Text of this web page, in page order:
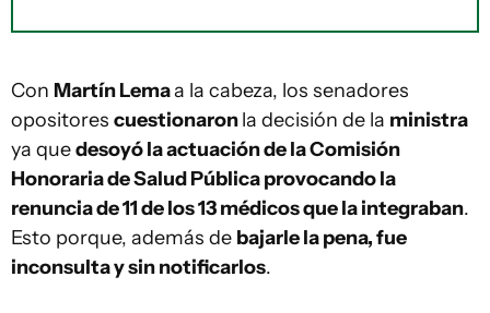
Con Martín Lemaa la cabeza, los senadores
opositores cuestionaronla decisión de la ministra
ya quedesoyó la actuación de la Comisión
Honoraria de Salud Pública provocando la
renuncia de 11 de los 13 médicos que la integraban.
Esto porque, además de bajarle la pena, fue
inconsulta y sin notificarlos.